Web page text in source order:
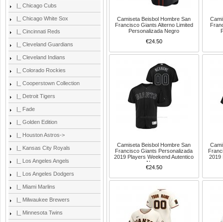
|_ Chicago Cubs
|_ Chicago White Sox
|_ Cincinnati Reds
|_ Cleveland Guardians
|_ Cleveland Indians
|_ Colorado Rockies
|_ Cooperstown Collection
|_ Detroit Tigers
|_ Fade
|_ Golden Edition
|_ Houston Astros->
|_ Kansas City Royals
|_ Los Angeles Angels
|_ Los Angeles Dodgers
|_ Miami Marlins
|_ Milwaukee Brewers
|_ Minnesota Twins
Camiseta Beisbol Hombre San
Francisco Giants Alterno Limited
Personalizada Negro
€24.50
Camiseta Beisbol Hombre San
Francisco Giants Personalizada
2019 Players Weekend Autentico
Negro
€24.50
2019